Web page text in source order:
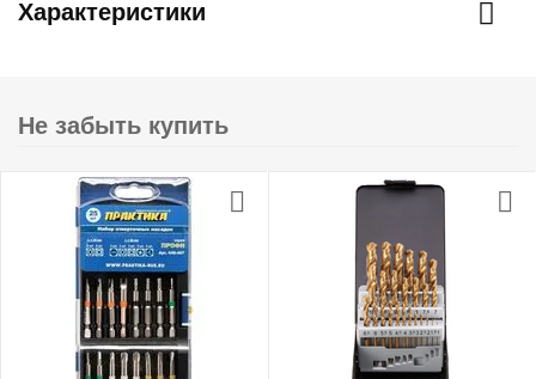
Характеристики
Не забыть купить